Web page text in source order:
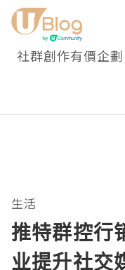
社群創作有價企劃
生活
推特群控行
业提升社交